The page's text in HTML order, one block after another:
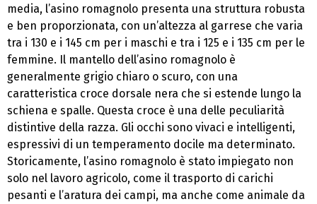
media, l’asino romagnolo presenta una struttura robusta
e ben proporzionata, con un’altezza al garrese che varia
tra i 130 e i 145 cm per i maschi e tra i 125 e i 135 cm per le
femmine. Il mantello dell’asino romagnolo è
generalmente grigio chiaro o scuro, con una
caratteristica croce dorsale nera che si estende lungo la
schiena e spalle. Questa croce è una delle peculiarità
distintive della razza. Gli occhi sono vivaci e intelligenti,
espressivi di un temperamento docile ma determinato.
Storicamente, l’asino romagnolo è stato impiegato non
solo nel lavoro agricolo, come il trasporto di carichi
pesanti e l’aratura dei campi, ma anche come animale da